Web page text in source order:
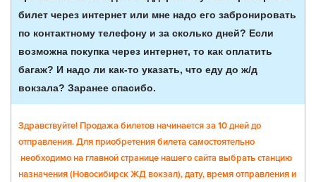
билет через интернет или мне надо его забронировать
по контактному телефону и за сколько дней? Если
возможна покупка через интернет, то как оплатить
багаж? И надо ли как-то указать, что еду до ж/д
вокзала? Заранее спасибо.
Здравствуйте! Продажа билетов начинается за 10 дней до
отправления. Для приобретения билета самостоятельно
необходимо на главной странице нашего сайта выбрать станцию
назначения (Новосибирск ЖД вокзал), дату, время отправления и